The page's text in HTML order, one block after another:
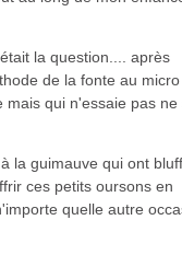
la question.... après
de la fonte au micro
mais qui n'essaie pas ne
la guimauve qui ont
ces petits oursons en
quelle autre